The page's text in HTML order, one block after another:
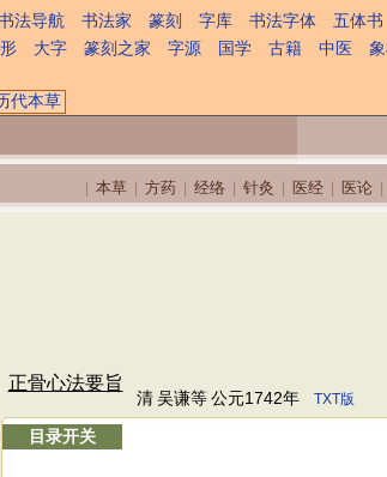
法导航 书法家 篆刻 字库 书法字体 五体书
大字 篆刻之家 字源 国学 古籍 中医
代本草
本草 方药 经络 针灸 医经 医论
正骨心法要旨
清 吴谦等 公元1742年 TXT版
目录开关